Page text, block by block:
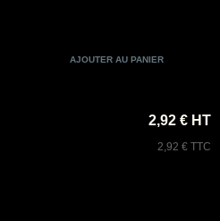
2,92 € HT
2,92 € TTC